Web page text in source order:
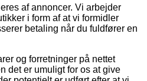
af annoncer. Vi arbejder
i form af at vi formidler
betaling når du fuldfører en
og forretninger på nettet
det er umuligt for os at give